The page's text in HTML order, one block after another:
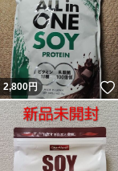
2,800円